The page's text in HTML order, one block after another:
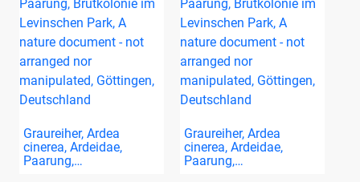
Graureiher, Ardea
cinerea, Ardeidae,
Paarung,…
Graureiher, Ardea
cinerea, Ardeidae,
Paarung,…